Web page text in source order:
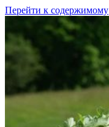
Перейти к содержимому